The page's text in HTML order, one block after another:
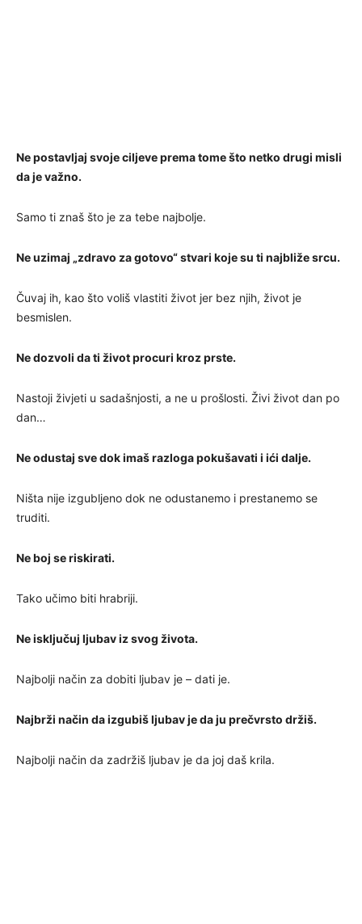
Ne postavljaj svoje ciljeve prema tome što netko drugi misli
da je važno.
Samo ti znaš što je za tebe najbolje.
Ne uzimaj „zdravo za gotovo“ stvari koje su ti najbliže srcu.
Čuvaj ih, kao što voliš vlastiti život jer bez njih, život je
besmislen.
Ne dozvoli da ti život procuri kroz prste.
Nastoji živjeti u sadašnjosti, a ne u prošlosti. Živi život dan po
dan…
Ne odustaj sve dok imaš razloga pokušavati i ići dalje.
Ništa nije izgubljeno dok ne odustanemo i prestanemo se
truditi.
Ne boj se riskirati.
Tako učimo biti hrabriji.
Ne isključuj ljubav iz svog života.
Najbolji način za dobiti ljubav je – dati je.
Najbrži način da izgubiš ljubav je da ju prečvrsto držiš.
Najbolji način da zadržiš ljubav je da joj daš krila.